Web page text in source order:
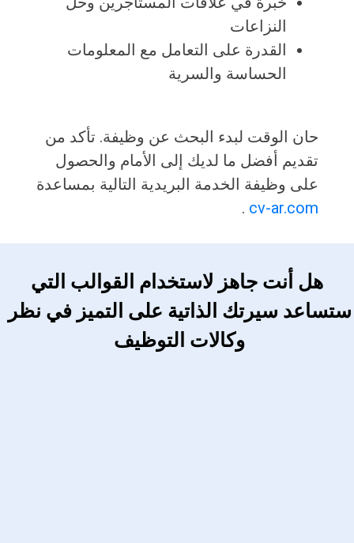
النزاعات
القدرة على التعامل مع المعلومات
الحساسة والسرية
حان الوقت لبدء البحث عن وظيفة. تأكد من
تقديم أفضل ما لديك إلى الأمام والحصول
على وظيفة الخدمة البريدية التالية بمساعدة
cv-ar.com
.
هل أنت جاهز لاستخدام القوالب التي
ستساعد سيرتك الذاتية على التميز في نظر
وكالات التوظيف